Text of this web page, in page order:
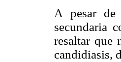
A pesar de
secundaria
resaltar que
candidiasis,